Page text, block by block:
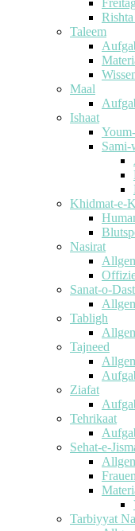
Taleem
Maal
Ishaat
Sami-
Khidmat-e-
Nasirat
Sanat-o-
Tabligh
Tajneed
Ziafat
Tehrikaat
Sehat-e-
Tarbiyyat